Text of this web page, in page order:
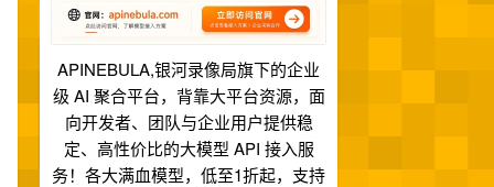
APINEBULA,银河录像局旗下的企业
级 AI 聚合平台，背靠大平台资源，面
向开发者、团队与企业用户提供稳
定、高性价比的大模型 API 接入服
务！各大满血模型，低至1折起，支持